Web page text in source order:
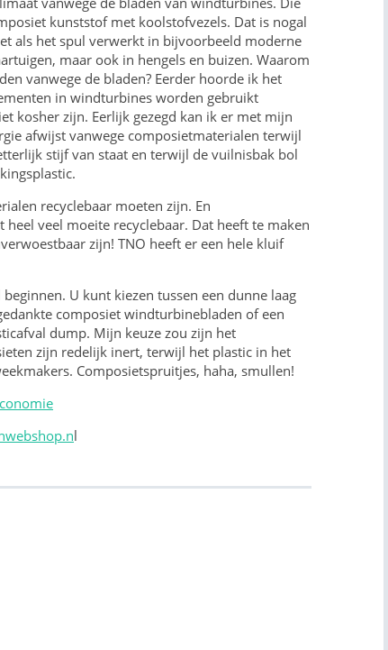
kunststof met koolstofvezels. Dat is nogal
als het spul verwerkt in bijvoorbeeld moderne
maar ook in hengels en buizen. Waarom
vanwege de bladen? Eerder hoorde ik het
in windturbines worden gebruikt
kosher zijn. Eerlijk gezegd kan ik er met mijn
afwijst vanwege composietmaterialen terwijl
stijf van staat en terwijl de vuilnisbak bol
recyclebaar moeten zijn. En
veel moeite recyclebaar. Dat heeft te maken
zijn! TNO heeft er een hele kluif
U kunt kiezen tussen een dunne laag
composiet windturbinebladen of een
dump. Mijn keuze zou zijn het
zijn redelijk inert, terwijl het plastic in het
Composietspruitjes, haha, smullen!
l